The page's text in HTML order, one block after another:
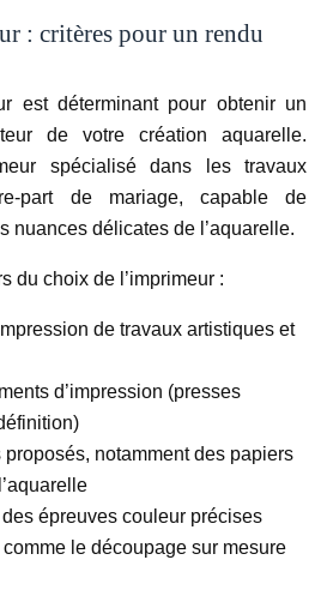
: critères pour un rendu
est déterminant pour obtenir un
de votre création aquarelle.
spécialisé dans les travaux
part de mariage, capable de
nuances délicates de l’aquarelle.
du choix de l’imprimeur :
de travaux artistiques et
d’impression (presses
notamment des papiers
épreuves couleur précises
le découpage sur mesure